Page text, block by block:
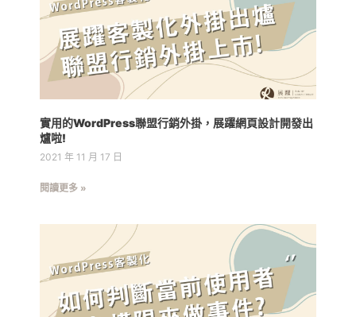
實用的WordPress聯盟行銷外掛，展躍網頁設計開發出
爐啦!
2021 年 11 月 17 日
閱讀更多 »